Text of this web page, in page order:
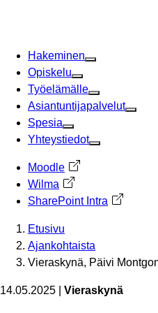
Hakeminen
Opiskelu
Työelämälle
Asiantuntijapalvelut
Spesia
Yhteystiedot
Moodle Avautuu uuteen
Wilma Avautuu uuteen
SharePoint Intra Avautuu
Etusivu
Ajankohtaista
Vieraskynä, Päivi
14.05.2025 Vieraskynä